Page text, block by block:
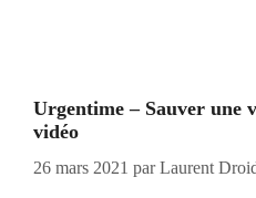
Urgentime – Sauver une
vidéo
26 mars 2021 parLaurent